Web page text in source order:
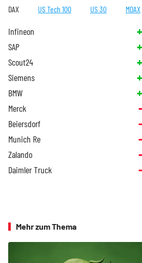
DAX US Tech 100 US 30 MDAX
Infineon
SAP
Scout24
Siemens
BMW
Merck
Beiersdorf
Munich Re
Zalando
Daimler Truck
Mehr zum Thema